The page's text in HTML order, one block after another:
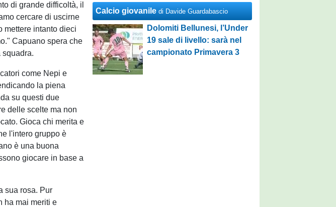
di grande difficoltà, il
cercare di uscirne
mettere intanto dieci
Capuano spera che
come Nepi e
la piena
su questi due
delle scelte ma non
Gioca chi merita e
l'intero gruppo è
è una buona
giocare in base a
sua rosa. Pur
ha mai meriti e
Calcio giovanile di Davide Guardabascio
Dolomiti Bellunesi, l’Under
19 sale di livello: sarà nel
campionato Primavera 3